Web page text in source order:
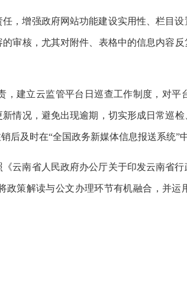
，增强政府网站功能建设实用性、栏目
审核，尤其对附件、表格中的信息内容
，建立云监管平台日巡查工作制度，对
情况，避免出现逾期，切实形成日常巡
及时在“全国政务新媒体信息报送系统”
云南省人民政府办公厅关于印发云南省
政策解读与公文办理环节有机融合，并